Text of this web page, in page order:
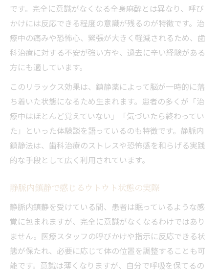
です。完全に意識がなくなる全身麻酔とは異なり、呼び
かけには反応できる程度の意識が残るのが特徴です。治
療中の痛みや恐怖心、緊張が大きく軽減されるため、歯
科治療に対する不安が強い方や、過去に辛い経験がある
方にも適しています。
このリラックス効果は、鎮静薬によって脳が一時的に落
ち着いた状態になるため生まれます。患者の多くが「治
療中はほとんど覚えていない」「気づいたら終わってい
た」といった体験談を語っているのも特徴です。静脈内
鎮静法は、歯科治療のストレスや恐怖感を和らげる実践
的な手段として広く利用されています。
静脈内鎮静で感じるウトウト状態の実際
静脈内鎮静を受けている間、患者は眠っているような感
覚に包まれますが、完全に意識がなくなるわけではあり
ません。医療スタッフの呼びかけや指示に反応できる状
態が保たれ、必要に応じて体の位置を調整することも可
能です。意識は薄くなりますが、自分で呼吸を保てるの